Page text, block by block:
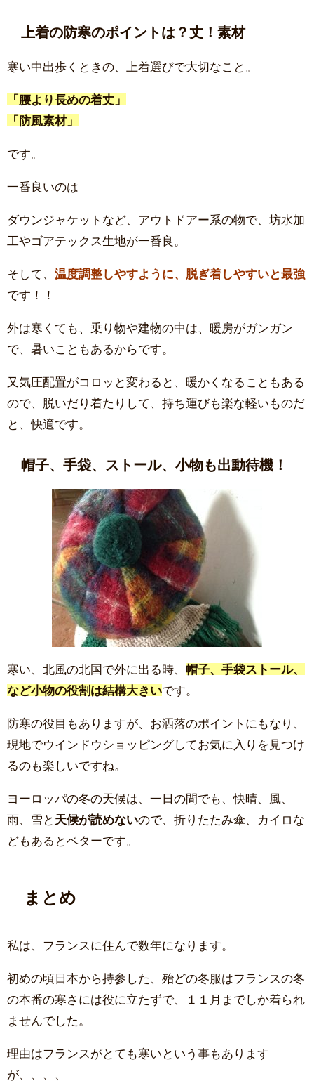
上着の防寒のポイントは？丈！素材
寒い中出歩くときの、上着選びで大切なこと。
「腰より長めの着丈」
「防風素材」
です。
一番良いのは
ダウンジャケットなど、アウトドアー系の物で、坊水加
工やゴアテックス生地が一番良。
そして、 温度調整しやすように、脱ぎ着しやすいと最強
です！！
外は寒くても、乗り物や建物の中は、暖房がガンガン
で、暑いこともあるからです。
又気圧配置がコロッと変わると、暖かくなることもある
ので、脱いだり着たりして、持ち運びも楽な軽いものだ
と、快適です。
帽子、手袋、ストール、小物も出動待機！
寒い、北風の北国で外に出る時、 帽子、手袋ストール、
など小物の役割は結構大きいです。
防寒の役目もありますが、お洒落のポイントにもなり、
現地でウインドウショッピングしてお気に入りを見つけ
るのも楽しいですね。
ヨーロッパの冬の天候は、一日の間でも、快晴、風、
雨、雪と 天候が読めないので、折りたたみ傘、カイロな
どもあるとベターです。
まとめ
私は、フランスに住んで数年になります。
初めの頃日本から持参した、殆どの冬服はフランスの冬
の本番の寒さには役に立たずで、１１月までしか着られ
ませんでした。
理由はフランスがとても寒いという事もあります
が、、、、